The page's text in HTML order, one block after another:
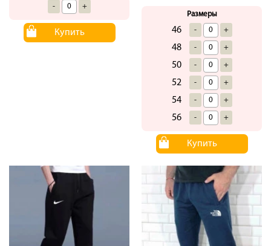
- +
Купить
Размеры
46 - +
48 - +
50 - +
52 - +
54 - +
56 - +
Купить